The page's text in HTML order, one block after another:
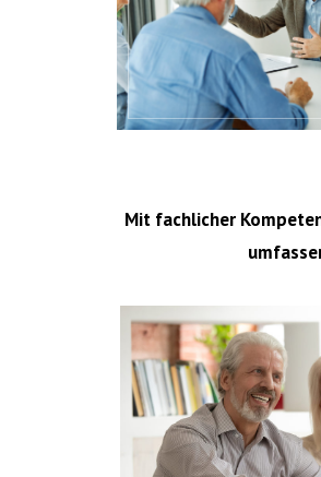
Mit fachlicher